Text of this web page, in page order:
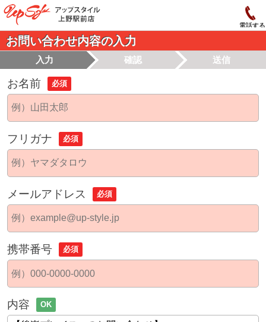
電話する
お問い合わせ内容の入力
入力 確認 送信
お名前 必須
フリガナ 必須
メールアドレス 必須
携帯番号 必須
内容 OK